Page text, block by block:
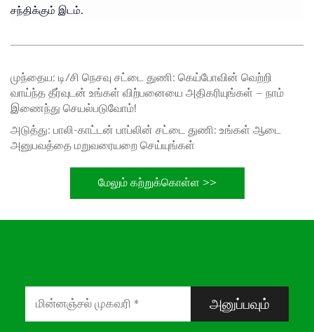
சந்திக்கும் இடம்.
முந்தைய: டி/சி நெசவு சட்டை துணி: கெய்போவின் வெற்றி
வாய்ந்த தீர்வுடன் உங்கள் விற்பனையை அதிகரியுங்கள் – நாம்
இணைந்து செயல்படுவோம்!
அடுத்து: பாலி-காட்டன் பாப்லின் சட்டை துணி: உங்கள் ஆடை
அனுபவத்தை மறுவரையறை செய்யுங்கள்
மேலும் கற்றுக்கொள்ள >>
அனுப்பவும்